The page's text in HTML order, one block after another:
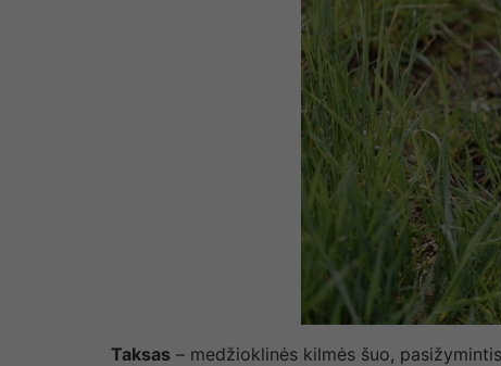
Taksas – medžioklinės kilmės šuo,